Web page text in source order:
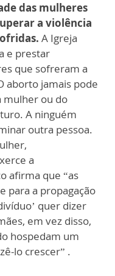
das mulheres
a violência
A Igreja
e prestar
que sofreram a
aborto jamais pode
mulher ou do
A ninguém
outra pessoa.
a
afirma que “as
para a propagação
quer dizer
em vez disso,
hospedam um
lo crescer” .